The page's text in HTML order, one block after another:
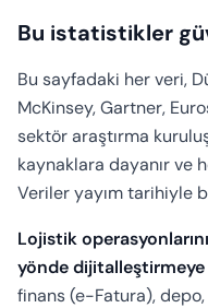
Bu istatistikler
Bu sayfadaki her veri,
McKinsey, Gartner,
sektör araştırma
kaynaklara dayanır ve
Veriler yayım tarihiyle
Lojistik
yönde dijitalleştirmeye
finans (e-Fatura),